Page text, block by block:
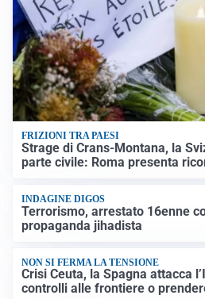
FRIZIONI TRA PAESI
Strage di Crans-Montana, la
parte civile: Roma presenta
INDAGINE DIGOS
Terrorismo, arrestato 16enne
propaganda jihadista
NON SI FERMA LA TENSIONE
Crisi Ceuta, la Spagna attacca
controlli alle frontiere o